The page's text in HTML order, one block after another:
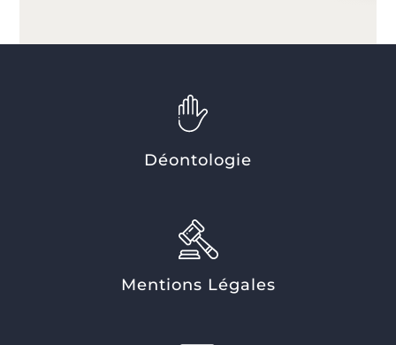
Déontologie
Mentions Légales